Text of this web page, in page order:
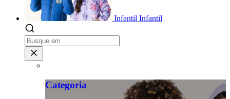
Infantil Infantil
Categoria